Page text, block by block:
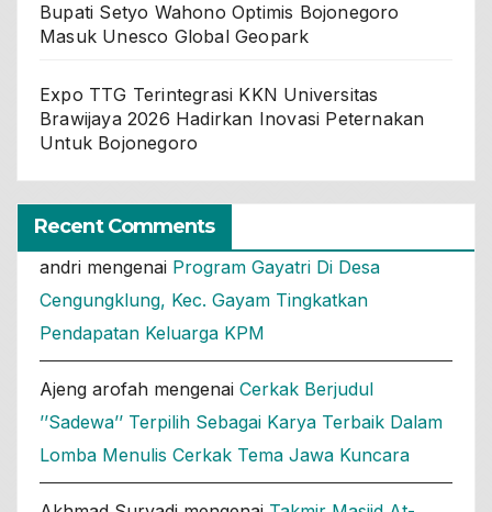
Bupati Setyo Wahono Optimis Bojonegoro
Masuk Unesco Global Geopark
Expo TTG Terintegrasi KKN Universitas
Brawijaya 2026 Hadirkan Inovasi Peternakan
Untuk Bojonegoro
Recent Comments
andri mengenai Program Gayatri Di Desa
Cengungklung, Kec. Gayam Tingkatkan
Pendapatan Keluarga KPM
Ajeng arofah mengenai Cerkak Berjudul
’’Sadewa’’ Terpilih Sebagai Karya Terbaik Dalam
Lomba Menulis Cerkak Tema Jawa Kuncara